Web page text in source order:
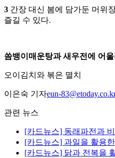
3 간장 대신 봄에 담가둔 머위
즐길 수 있다.
쏨뱅이매운탕과 새우전에 어
오이김치와 볶은 멸치
이은숙 기자eun-
관련 뉴스
[카드뉴스] 동래파전과
[카드뉴스] 과일을 활용
[카드뉴스] 닭과 전복을